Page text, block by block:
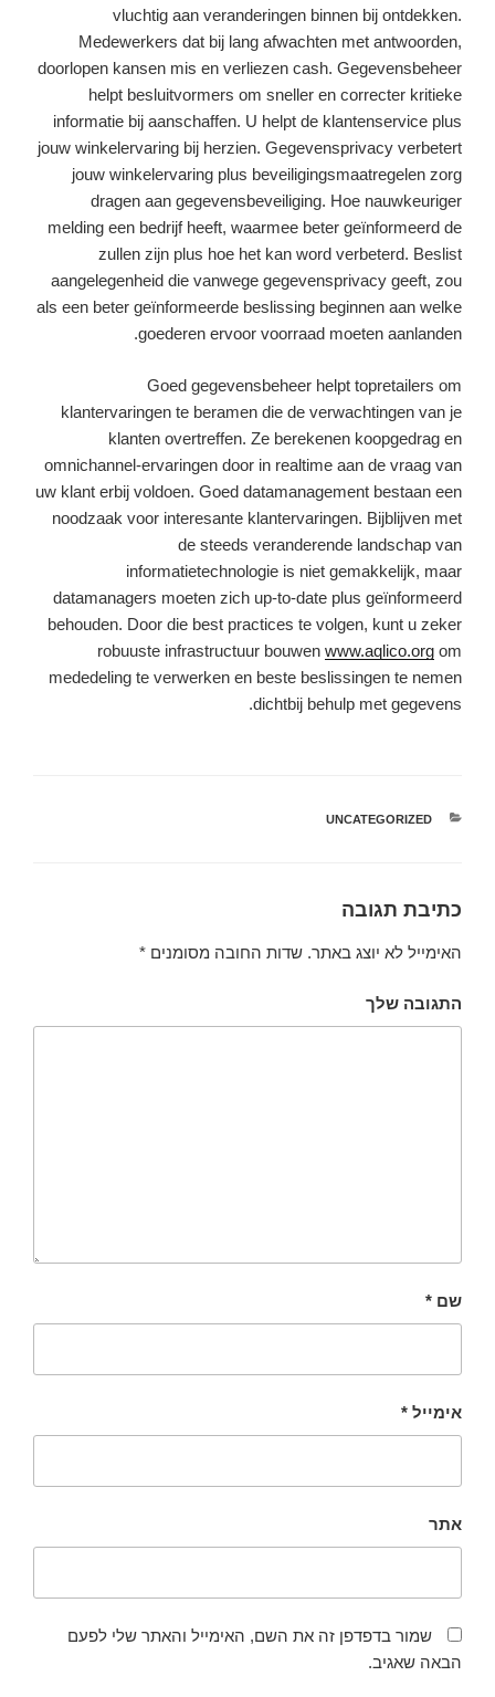
vluchtig aan veranderingen binnen bij ontdekken.
Medewerkers dat bij lang afwachten met antwoorden,
doorlopen kansen mis en verliezen cash. Gegevensbeheer
helpt besluitvormers om sneller en correcter kritieke
informatie bij aanschaffen. U helpt de klantenservice plus
jouw winkelervaring bij herzien. Gegevensprivacy verbetert
jouw winkelervaring plus beveiligingsmaatregelen zorg
dragen aan gegevensbeveiliging. Hoe nauwkeuriger
melding een bedrijf heeft, waarmee beter geïnformeerd de
zullen zijn plus hoe het kan word verbeterd. Beslist
aangelegenheid die vanwege gegevensprivacy geeft, zou
als een beter geïnformeerde beslissing beginnen aan welke
goederen ervoor voorraad moeten aanlanden.
Goed gegevensbeheer helpt topretailers om
klantervaringen te beramen die de verwachtingen van je
klanten overtreffen. Ze berekenen koopgedrag en
omnichannel-ervaringen door in realtime aan de vraag van
uw klant erbij voldoen. Goed datamanagement bestaan een
noodzaak voor interesante klantervaringen. Bijblijven met
de steeds veranderende landschap van
informatietechnologie is niet gemakkelijk, maar
datamanagers moeten zich up-to-date plus geïnformeerd
behouden. Door die best practices te volgen, kunt u zeker
robuuste infrastructuur bouwen www.aqlico.org om
mededeling te verwerken en beste beslissingen te nemen
dichtbij behulp met gegevens.
קטגוריות
UNCATEGORIZED
כתיבת תגובה
האימייל לא יוצג באתר. שדות החובה מסומנים *
התגובה שלך
שם *
אימייל *
אתר
שמור בדפדפן זה את השם, האימייל והאתר שלי לפעם
הבאה שאגיב.